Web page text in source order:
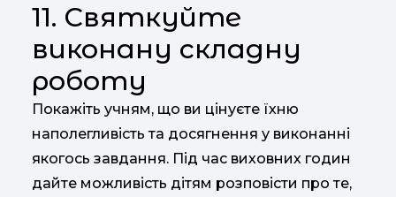
11. Святкуйте
виконану складну
роботу
Покажіть учням, що ви цінуєте їхню
наполегливість та досягнення у виконанні
якогось завдання. Під час виховних годин
дайте можливість дітям розповісти про те,